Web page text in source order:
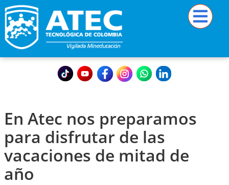
En Atec nos preparamos
para disfrutar de las
vacaciones de mitad de
año